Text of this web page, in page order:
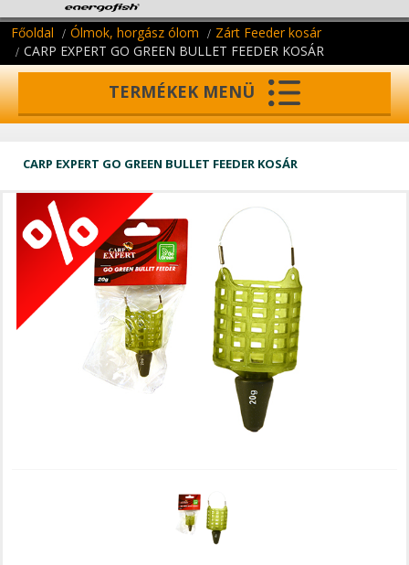
Főoldal Ólmok, horgász ólom
Zárt Feeder kosár
CARP EXPERT GO GREEN BULLET FEEDER KOSÁR
TERMÉKEK MENÜ
CARP EXPERT GO GREEN BULLET FEEDER KOSÁR